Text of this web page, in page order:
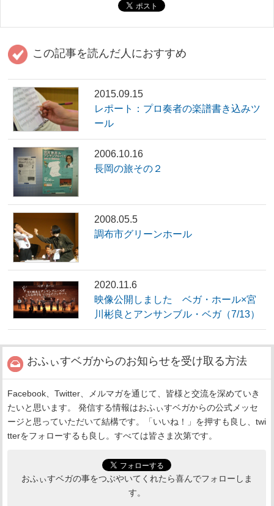
この記事を読んだ人におすすめ
2015.09.15
レポート：プロ奏者の楽譜書き込みツ
ール
2006.10.16
長岡の旅その２
2008.05.5
調布市グリーンホール
2020.11.6
映像公開しました ベガ・ホール×宮
川彬良とアンサンブル・ベガ（7/13）
おふぃすベガからのお知らせを受け取る方法
Facebook、Twitter、メルマガを通じて、皆様と交流を深めていき
たいと思います。 発信する情報はおふぃすベガからの公式メッセ
ージと思っていただいて結構です。「いいね！」を押すも良し、twi
tterをフォローするも良し。すべては皆さま次第です。
おふぃすベガの事をつぶやいてくれたら喜んでフォローしま
す。